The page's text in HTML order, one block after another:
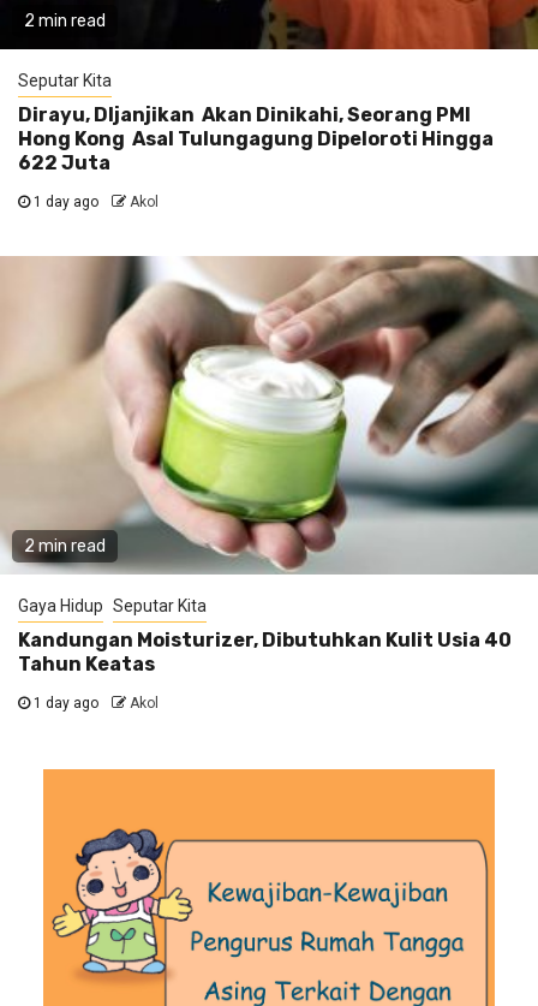
2 min read
Seputar Kita
Dirayu, DIjanjikan Akan Dinikahi, Seorang PMI
Hong Kong Asal Tulungagung Dipeloroti Hingga
622 Juta
1 day ago Akol
2 min read
Gaya Hidup Seputar Kita
Kandungan Moisturizer, Dibutuhkan Kulit Usia 40
Tahun Keatas
1 day ago Akol